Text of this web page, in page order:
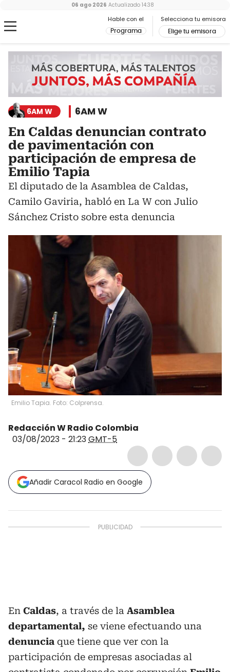
Hable con el
Programa
Selecciona tu emisora
Elige tu emisora
06 ago 2026 Actualizado 14:38
6AM W 6AM W
En Caldas denuncian contrato
de pavimentación con
participación de empresa de
Emilio Tapia
El diputado de la Asamblea de Caldas,
Camilo Gaviria, habló en La W con Julio
Sánchez Cristo sobre esta denuncia
Emilio Tapia. Foto: Colprensa.
Redacción W Radio Colombia
03/08/2023 - 21:23GMT-5
Añadir Caracol Radio en Google
En Caldas, a través de la Asamblea
departamental, se viene efectuando una
denuncia que tiene que ver con la
participación de empresas asociadas al